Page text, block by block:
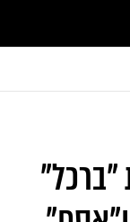
"ברכל"